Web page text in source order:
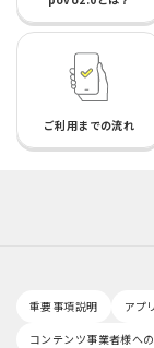
ご利用までの流れ
重要事項説明 アプ
コンテンツ事業者様へ